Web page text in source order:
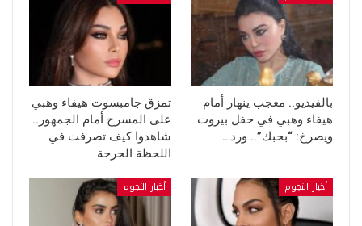
بالفيديو.. معجب ينهار أمام
هيفاء وهبي في حفل بيروت
ويصرخ: “بحبك”.. ورد…
تمزق جامبسوت هيفاء وهبي
على المسرح أمام الجمهور..
شاهدوا كيف تصرفت في
اللحظة الحرجة
أخبار النجوم أخبار النجوم